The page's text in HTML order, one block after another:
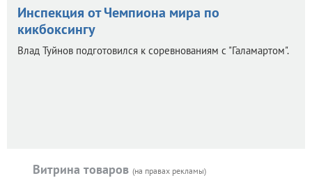
Инспекция от Чемпиона мира по
кикбоксингу
Влад Туйнов подготовился к соревнованиям с "Галамартом".
Витрина товаров (на правах рекламы)